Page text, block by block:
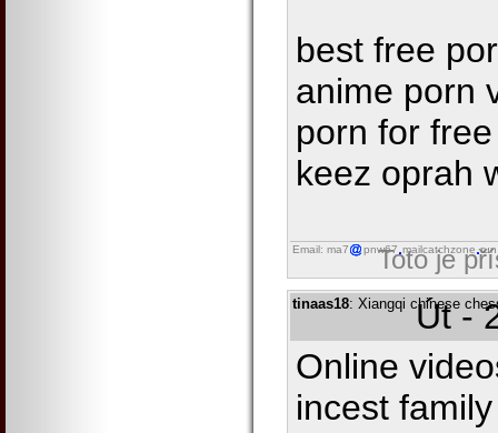
best free
anime porn
porn for
keez oprah
Email: ma7 pnw67 mailcatchzone run
Toto je
tinaas18: Xiangqi chinese
Út -
Online
incest